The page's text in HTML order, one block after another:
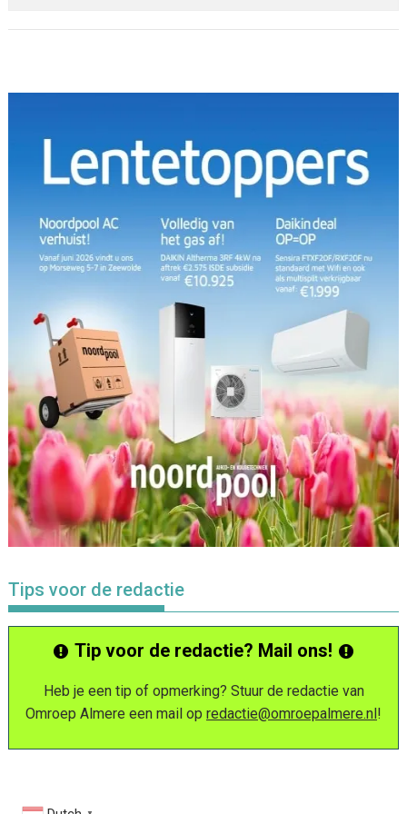
Tips voor de redactie
Tip voor de redactie? Mail ons!
Heb je een tip of opmerking? Stuur de redactie van
Omroep Almere een mail op redactie@omroepalmere.nl!